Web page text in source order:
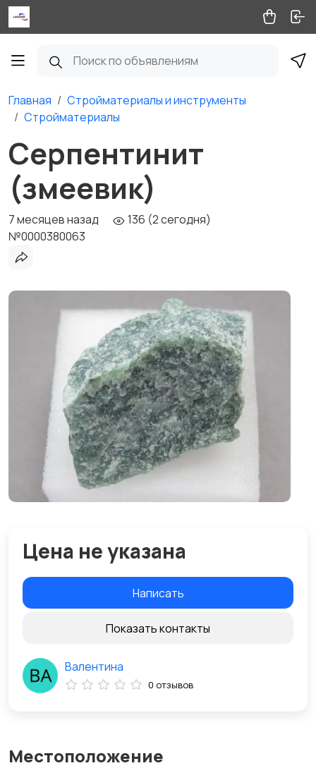
Главная
Стройматериалы и инструменты
Стройматериалы
Серпентинит
(змеевик)
7 месяцев назад
136 (2 сегодня)
№0000380063
Местоположение
Цена не указана
Написать
Показать контакты
Валентина
0 отзывов